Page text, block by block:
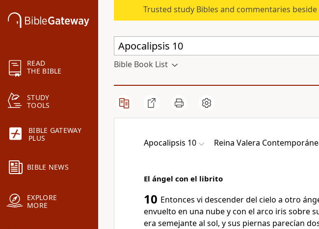
READ
THE BIBLE
STUDY
TOOLS
BIBLE GATEWAY
PLUS
BIBLE NEWS
EXPLORE
MORE
Trusted study Bibles and commentaries beside
Bible Book List
Apocalipsis 10 Reina Valera
El ángel con el librito
10 Entonces vi descender del cielo a otro
envuelto en una nube y con el arco iris sobre
era semejante al sol, y sus piernas parecían